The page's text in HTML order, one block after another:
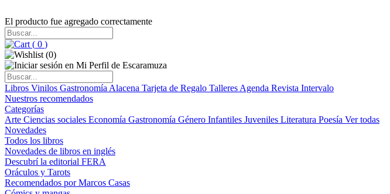
El producto fue agregado correctamente
( 0 )
(0)
Libros Vinilos Gastronomía Alacena Tarjeta de Regalo Talleres Agenda Revista Intervalo
Nuestros recomendados
Categorías
Arte Ciencias sociales Economía Gastronomía Género Infantiles Juveniles Literatura Poesía Ver todas
Novedades
Todos los libros
Novedades de libros en inglés
Descubrí la editorial FERA
Oráculos y Tarots
Recomendados por Marcos Casas